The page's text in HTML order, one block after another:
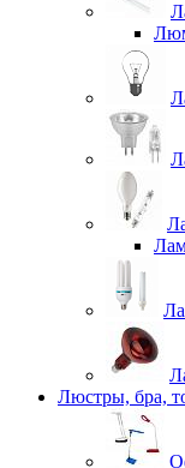
Люстры, бра,